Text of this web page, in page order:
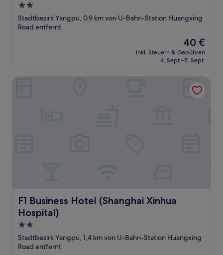
2.0-
Sterne-
Unterkunft
Stadtbezirk Yangpu, 0,9 km von U-Bahn-Station Huangxing
Road entfernt
Der
Preis
beträgt
40 €
inkl. Steuern & Gebühren
4. Sept.–5. Sept.
F1 Business Hotel (Shanghai Xinhua
Hospital)
F1 Business Hotel (Shanghai Xinhua Hospital)
2.0-
Sterne-
Unterkunft
Stadtbezirk Yangpu, 1,4 km von U-Bahn-Station Huangxing
Road entfernt